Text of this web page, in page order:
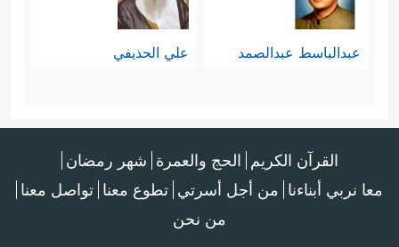
عبدالباسط عبدالصمد علي الحذيفي
القرآن الكريم الحج والعمرة شهر رمضان
معا نربي أبناءنا من أجل أسرتي تطوع معنا تواصل معنا
من نحن